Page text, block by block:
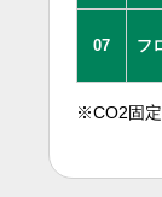
07 フ
※CO2固